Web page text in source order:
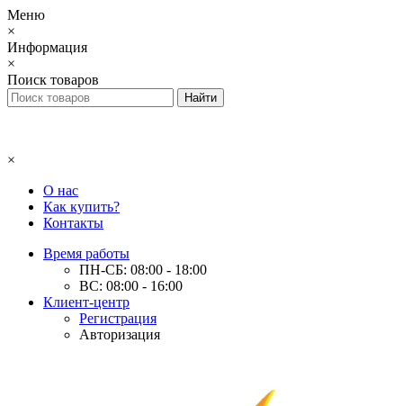
Меню
×
Информация
×
Поиск товаров
×
О нас
Как купить?
Контакты
Время работы
ПН-СБ: 08:00 - 18:00
ВС: 08:00 - 16:00
Клиент-центр
Регистрация
Авторизация